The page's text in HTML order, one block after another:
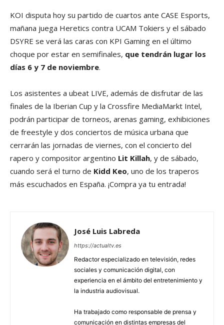
KOI disputa hoy su partido de cuartos ante CASE Esports,
mañana juega Heretics contra UCAM Tokiers y el sábado
DSYRE se verá las caras con KPI Gaming en el último
choque por estar en semifinales, que tendrán lugar los
días 6 y 7 de noviembre.
Los asistentes a ubeat LIVE, además de disfrutar de las
finales de la Iberian Cup y la Crossfire MediaMarkt Intel,
podrán participar de torneos, arenas gaming, exhibiciones
de freestyle y dos conciertos de música urbana que
cerrarán las jornadas de viernes, con el concierto del
rapero y compositor argentino Lit Killah, y de sábado,
cuando será el turno de Kidd Keo, uno de los traperos
más escuchados en España. ¡Compra ya tu entrada!
José Luis Labreda
https://actualtv.es
Redactor especializado en televisión, redes
sociales y comunicación digital, con
experiencia en el ámbito del entretenimiento y
la industria audiovisual.
Ha trabajado como responsable de prensa y
comunicación en distintas empresas del